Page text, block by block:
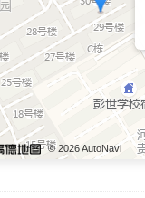
© 2026 AutoNavi